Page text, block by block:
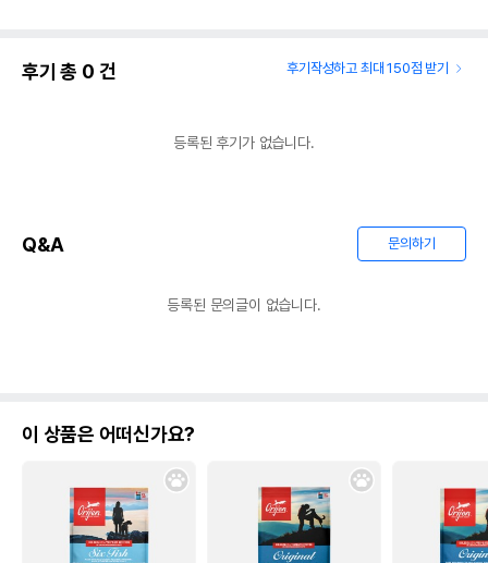
후기 총 0 건 후기작성하고 최대 150점 받기
등록된 후기가 없습니다.
Q&A 문의하기
등록된 문의글이 없습니다.
이 상품은 어떠신가요?